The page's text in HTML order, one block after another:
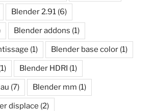
Blender 2.91 (6)
Blender addons (1)
(1) Blender base color (1)
Blender HDRI (1)
(7) Blender mm (1)
displace (2)